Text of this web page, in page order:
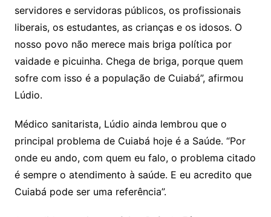
servidores e servidoras públicos, os profissionais
liberais, os estudantes, as crianças e os idosos. O
nosso povo não merece mais briga política por
vaidade e picuinha. Chega de briga, porque quem
sofre com isso é a população de Cuiabá”, afirmou
Lúdio.
Médico sanitarista, Lúdio ainda lembrou que o
principal problema de Cuiabá hoje é a Saúde. “Por
onde eu ando, com quem eu falo, o problema citado
é sempre o atendimento à saúde. E eu acredito que
Cuiabá pode ser uma referência”.